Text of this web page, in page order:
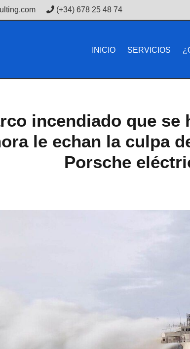
(+34) 678 25 48 74
INICIO SERVICIOS
incendiado que se
le echan la culpa
Porsche